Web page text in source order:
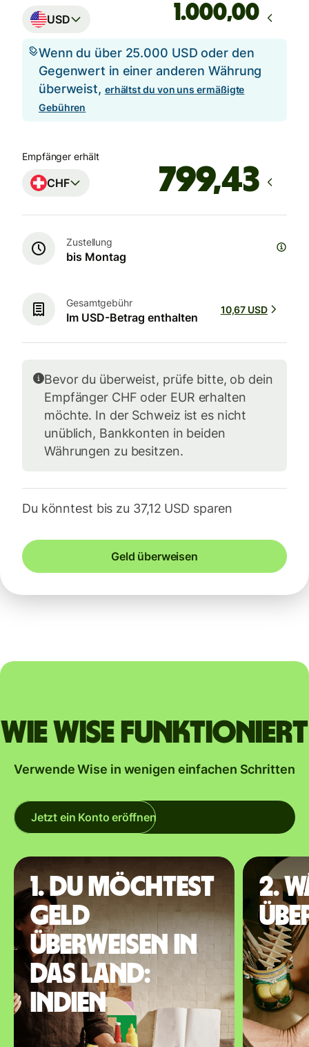
USD ,00
Wenn du über 25.000 USD oder den
Gegenwert in einer anderen Währung
überweist, erhältst du von uns ermäßigte
Gebühren
Empfänger erhält
CHF
Zustellung
bis Montag
Gesamtgebühr
Im USD-Betrag enthalten
10,67 USD
Bevor du überweist, prüfe bitte, ob dein
Empfänger CHF oder EUR erhalten
möchte. In der Schweiz ist es nicht
unüblich, Bankkonten in beiden
Währungen zu besitzen.
Du könntest bis zu 37,12 USD sparen
Geld überweisen
Wie Wise funktioniert
Verwende Wise in wenigen einfachen Schritten
Jetzt ein Konto eröffnen
1. Du möchtest
Geld
überweisen in
das Land:
Indien
2.